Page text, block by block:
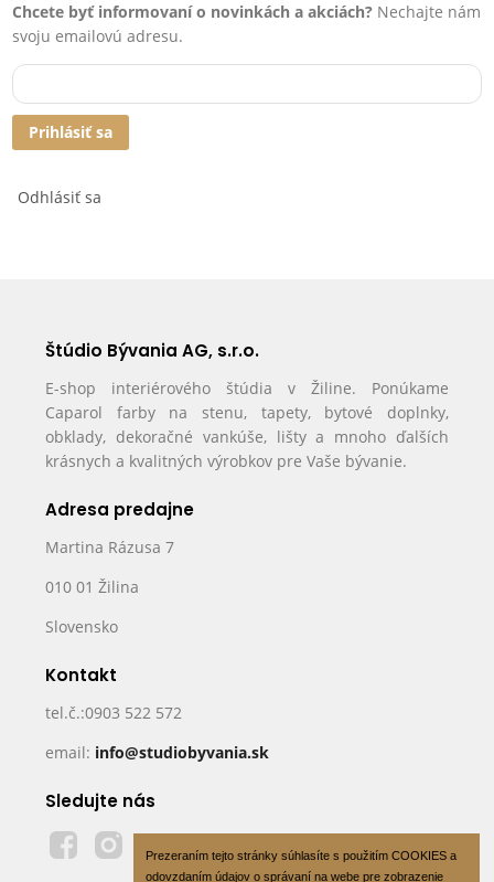
Prezeraním tejto stránky súhlasíte s použitím COOKIES a
odovzdaním údajov o správaní na webe pre zobrazenie
Chcete byť informovaní o novinkách a akciách? Nechajte nám
svoju emailovú adresu.
Prihlásiť sa
Odhlásiť sa
Štúdio Bývania AG, s.r.o.
E-shop interiérového štúdia v Žiline. Ponúkame
Caparol farby na stenu, tapety, bytové doplnky,
obklady, dekoračné vankúše, lišty a mnoho ďalších
krásnych a kvalitných výrobkov pre Vaše bývanie.
Adresa predajne
Martina Rázusa 7
010 01 Žilina
Slovensko
Kontakt
tel.č.:0903 522 572
email: info@studiobyvania.sk
Sledujte nás